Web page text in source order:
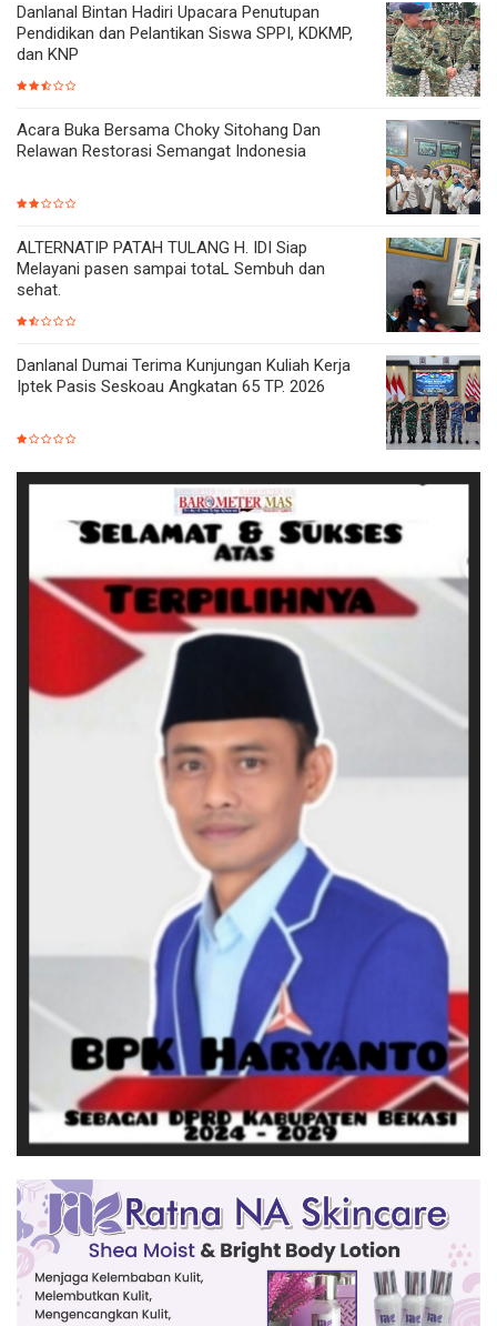
Danlanal Bintan Hadiri Upacara Penutupan
Pendidikan dan Pelantikan Siswa SPPI, KDKMP,
dan KNP
Acara Buka Bersama Choky Sitohang Dan
Relawan Restorasi Semangat Indonesia
ALTERNATIP PATAH TULANG H. IDI Siap
Melayani pasen sampai totaL Sembuh dan
sehat.
Danlanal Dumai Terima Kunjungan Kuliah Kerja
Iptek Pasis Seskoau Angkatan 65 TP. 2026